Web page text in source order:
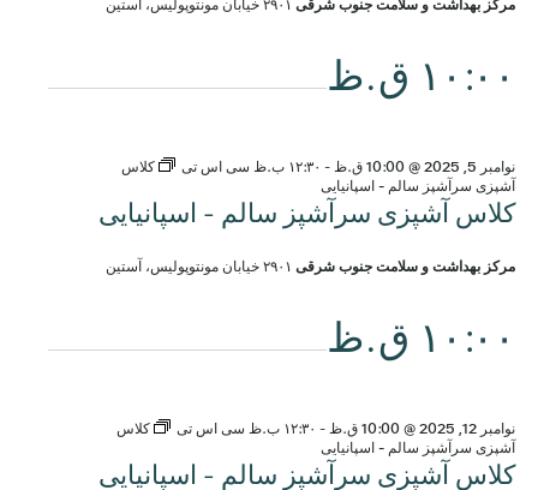
مرکز بهداشت و سلامت جنوب شرقی ۲۹۰۱ خیابان مونتوپولیس، آستین
۱۰:۰۰ ق.ظ
کلاس آشپزی سرآشپز سالم - اسپانیایی
نوامبر 5, 2025 @ 10:00 ق.ظ - ۱۲:۳۰ ب.ظ سی اس تی
کلاس
آشپزی سرآشپز سالم - اسپانیایی
مرکز بهداشت و سلامت جنوب شرقی ۲۹۰۱ خیابان مونتوپولیس، آستین
۱۰:۰۰ ق.ظ
کلاس آشپزی سرآشپز سالم - اسپانیایی
نوامبر 12, 2025 @ 10:00 ق.ظ - ۱۲:۳۰ ب.ظ سی اس تی
کلاس
آشپزی سرآشپز سالم - اسپانیایی